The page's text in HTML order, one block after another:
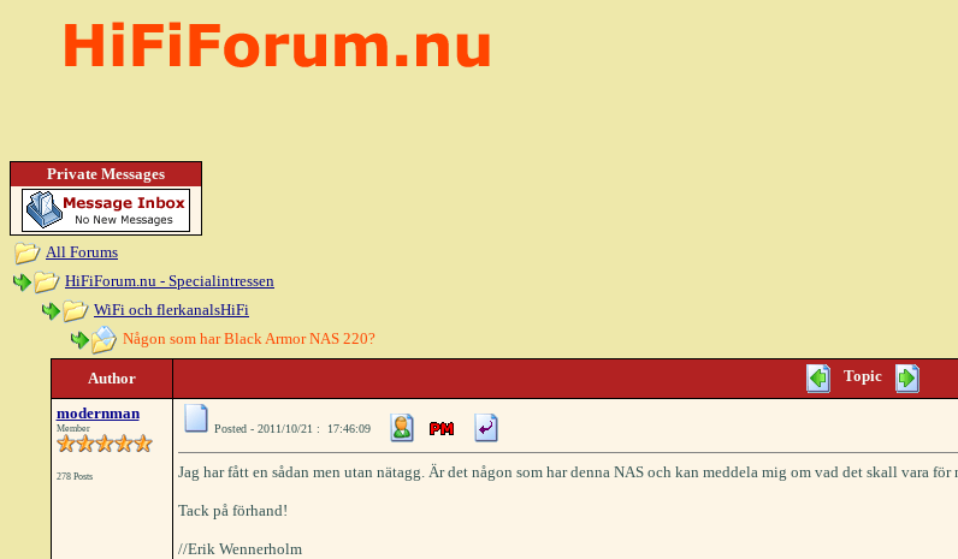
Private Messages
All Forums
HiFiForum.nu - Specialintressen
WiFi och flerkanalsHiFi
Någon som har Black Armor NAS 220?
Author Topic
modernman
Member
278 Posts
Posted - 2011/10/21 : 17:46:09
Jag har fått en sådan men utan nätagg. Är det någon som har denna NAS och kan meddela mig om vad det skall vara
Tack på förhand!
//Erik Wennerholm